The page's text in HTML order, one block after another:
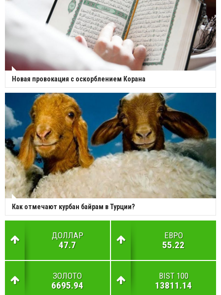
Новая провокация с оскорблением Корана
Как отмечают курбан байрам в Турции?
ДОЛЛАР
47.7
ЕВРО
55.22
ЗОЛОТО
6695.94
BIST 100
13811.14